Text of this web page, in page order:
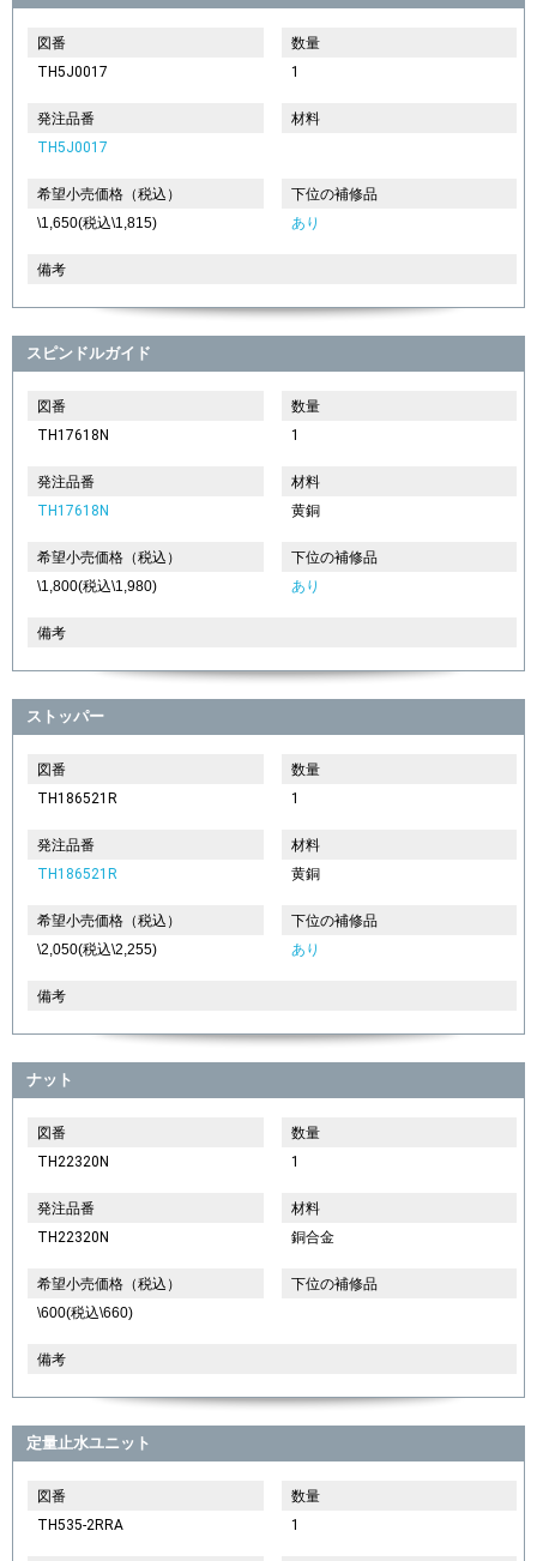
図番
TH5J0017
数量
1
発注品番
TH5J0017
材料
希望小売価格（税込）
\1,650(税込\1,815)
下位の補修品
あり
備考
スピンドルガイド
図番
TH17618N
数量
1
発注品番
TH17618N
材料
黄銅
希望小売価格（税込）
\1,800(税込\1,980)
下位の補修品
あり
備考
ストッパー
図番
TH186521R
数量
1
発注品番
TH186521R
材料
黄銅
希望小売価格（税込）
\2,050(税込\2,255)
下位の補修品
あり
備考
ナット
図番
TH22320N
数量
1
発注品番
TH22320N
材料
銅合金
希望小売価格（税込）
\600(税込\660)
下位の補修品
備考
定量止水ユニット
図番
TH535-2RRA
数量
1